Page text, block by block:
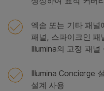
엑솜 또는 기타 패널
패널, 스파이크인 패
Illumina의 고정 패
Illumina Concierge
설계 사용